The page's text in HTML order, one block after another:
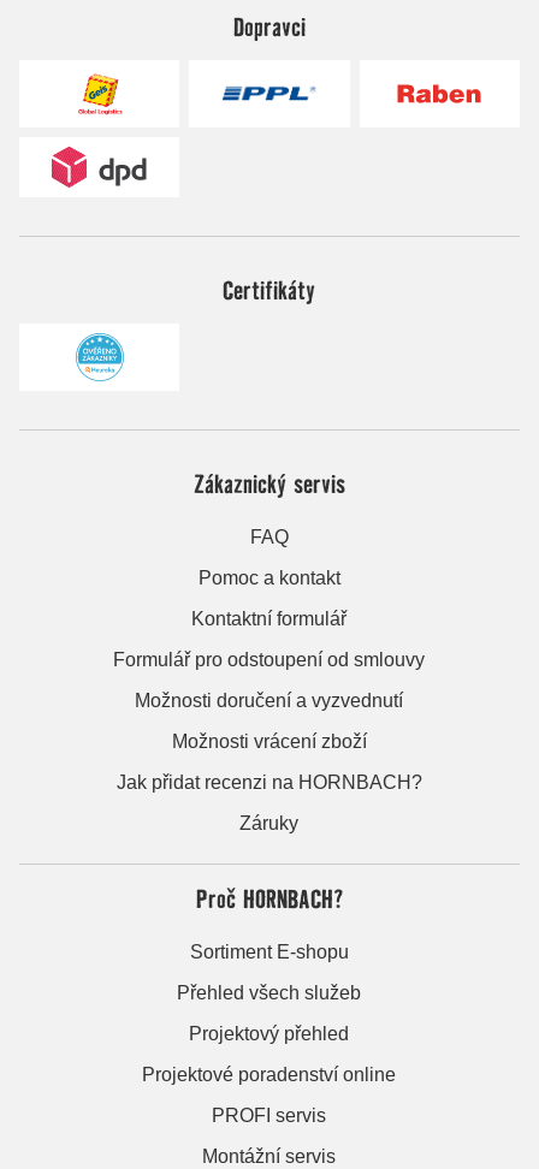
Dopravci
Certifikáty
Zákaznický servis
FAQ
Pomoc a kontakt
Kontaktní formulář
Formulář pro odstoupení od smlouvy
Možnosti doručení a vyzvednutí
Možnosti vrácení zboží
Jak přidat recenzi na HORNBACH?
Záruky
Proč HORNBACH?
Sortiment E-shopu
Přehled všech služeb
Projektový přehled
Projektové poradenství online
PROFI servis
Montážní servis